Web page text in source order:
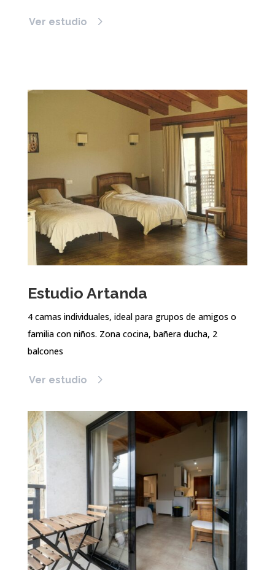
Ver estudio
Estudio Artanda
4 camas individuales, ideal para grupos de amigos o
familia con niños. Zona cocina, bañera ducha, 2
balcones
Ver estudio